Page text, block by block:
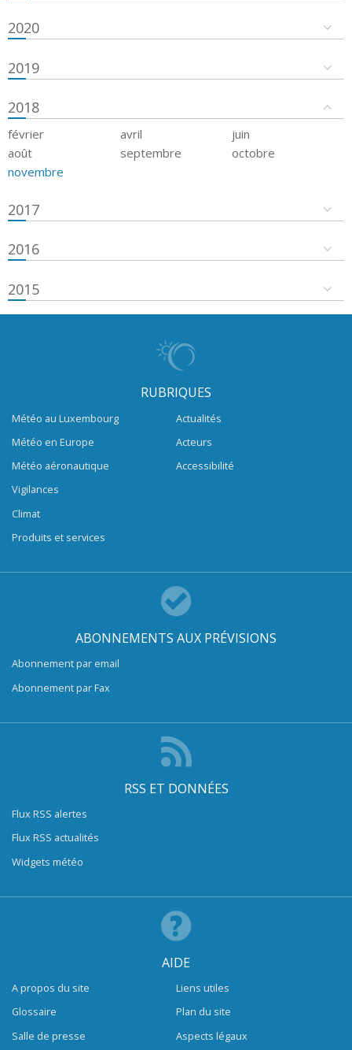
2020
2019
2018
février avril
juin
août
septembre
octobre
novembre
2017
2016
2015
RUBRIQUES
Météo au Luxembourg
Météo en Europe
Météo aéronautique
Vigilances
Climat
Produits et services
Actualités
Acteurs
Accessibilité
ABONNEMENTS AUX PRÉVISIONS
Abonnement par email
Abonnement par Fax
RSS ET DONNÉES
Flux RSS alertes
Flux RSS actualités
Widgets météo
AIDE
A propos du site
Glossaire
Salle de presse
Liens utiles
Plan du site
Aspects légaux